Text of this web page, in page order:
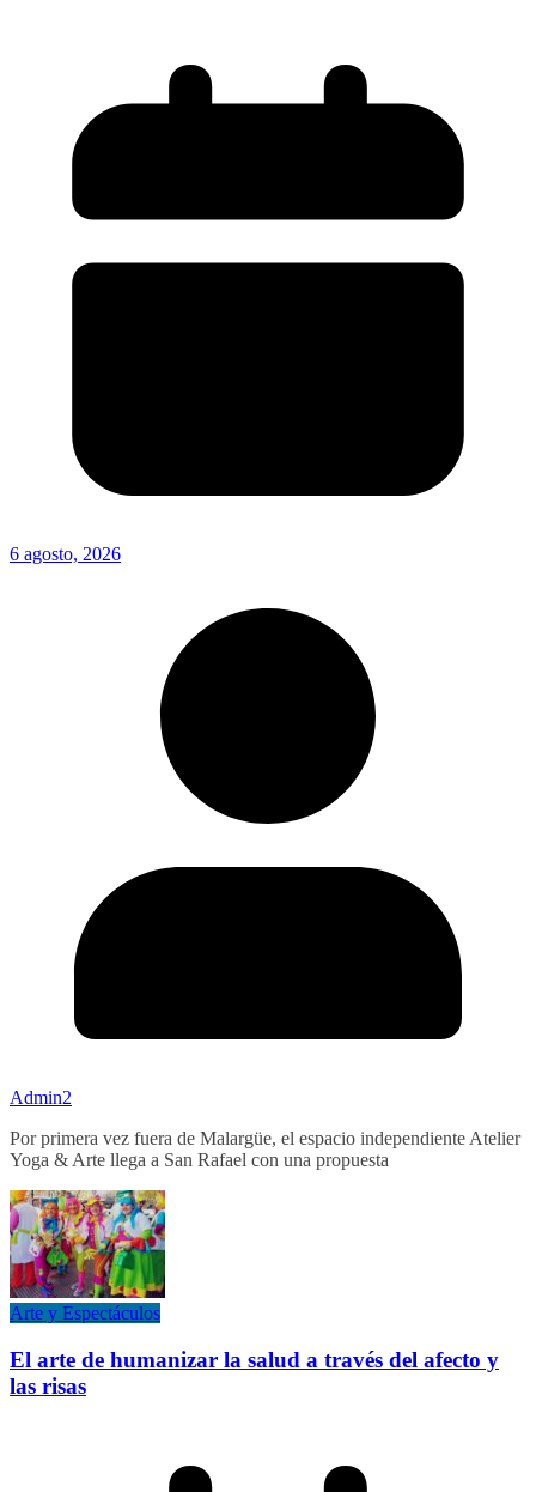
6 agosto, 2026
Admin2
Por primera vez fuera de Malargüe, el espacio independiente Atelier
Yoga & Arte llega a San Rafael con una propuesta
Arte y Espectáculos
El arte de humanizar la salud a través del afecto y
las risas